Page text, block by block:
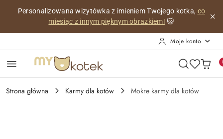
Przejdź do treści głównej
Przejdź do wyszukiwarki
Przejdź do moje konto
Przejdź do menu głównego
Przejdź do opisu produktu
Przejdź do stopki
Personalizowana wizytówka z imieniem Twojego kotka, co
miesiąc z innym pięknym obrazkiem! 😺
Moje konto
Strona główna Karmy dla kotów Mokre karmy dla kotów